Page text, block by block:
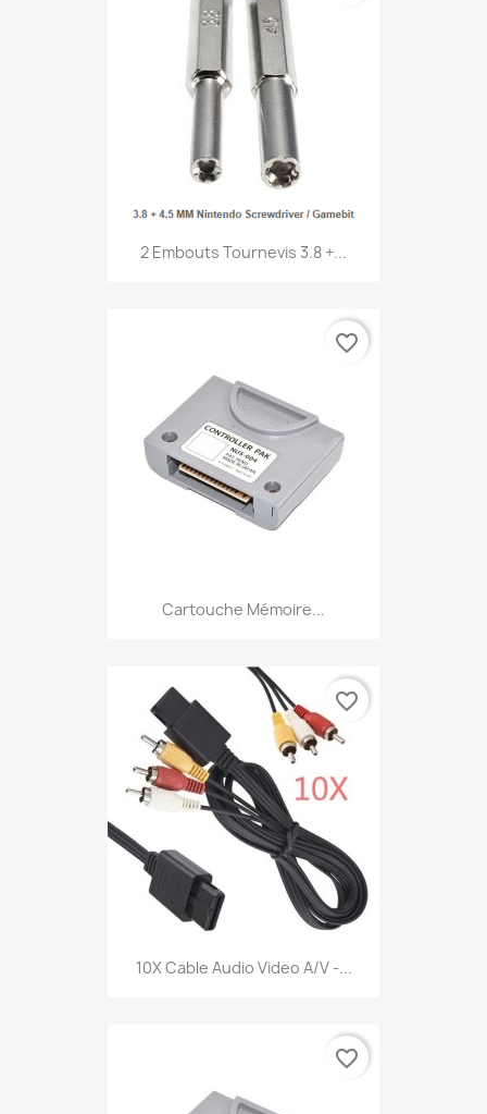
2 Embouts Tournevis 3.8 +...
Cartouche Mémoire...
favorite_border
10X Cable Audio Video A/V -...
favorite_border
favorite_border